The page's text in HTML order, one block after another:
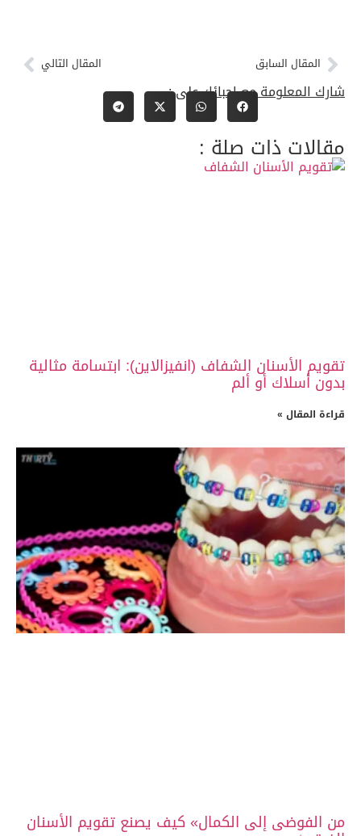
السابق المقال التالي
مع احبائك على :
ذات صلة :
الشفاف (انفيزالاين): ابتسامة مثالية
أو ألم
»
إلى الكمال» كيف يصنع تقويم الأسنان